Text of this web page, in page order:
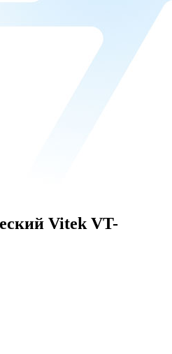
Vitek VT-